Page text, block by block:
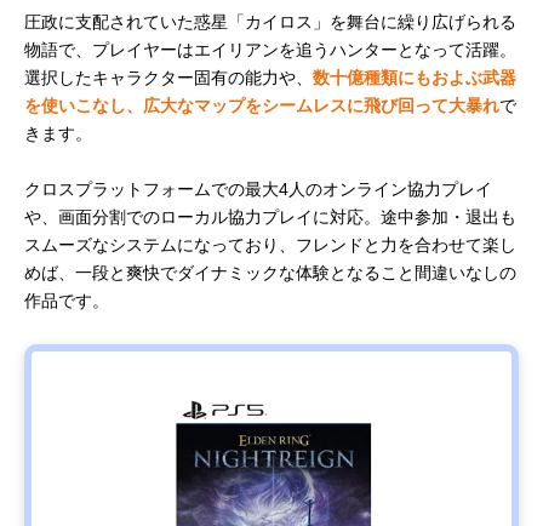
圧政に支配されていた惑星「カイロス」を舞台に繰り広げられる
物語で、プレイヤーはエイリアンを追うハンターとなって活躍。
選択したキャラクター固有の能力や、 数十億種類にもおよぶ武器
を使いこなし、広大なマップをシームレスに飛び回って大暴れで
きます。
クロスプラットフォームでの最大4人のオンライン協力プレイ
や、画面分割でのローカル協力プレイに対応。途中参加・退出も
スムーズなシステムになっており、フレンドと力を合わせて楽し
めば、一段と爽快でダイナミックな体験となること間違いなしの
作品です。